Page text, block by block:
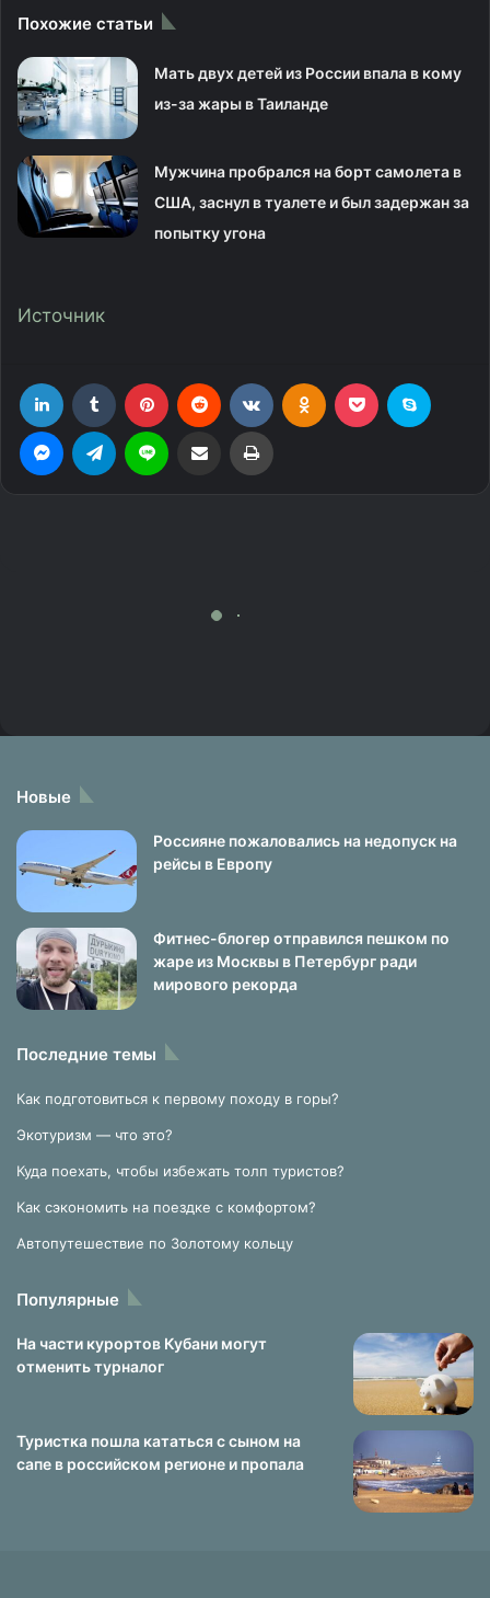
Новые
Россияне пожаловались на недопуск на
рейсы в Европу
Фитнес-блогер отправился пешком по
жаре из Москвы в Петербург ради
мирового рекорда
Последние темы
Как подготовиться к первому походу в горы?
Экотуризм — что это?
Куда поехать, чтобы избежать толп туристов?
Как сэкономить на поездке с комфортом?
Автопутешествие по Золотому кольцу
Популярные
На части курортов Кубани могут
отменить турналог
Туристка пошла кататься с сыном на
сапе в российском регионе и пропала